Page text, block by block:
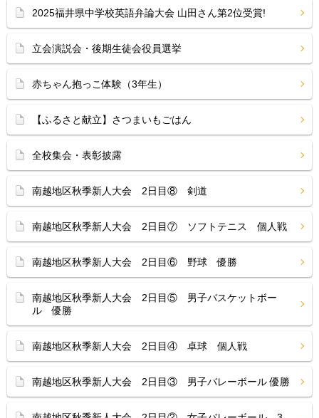
2025福井県中学校英語弁論大会 山田さん第2位受賞!
立会演説会・後期生徒会役員選挙
赤ちゃん抱っこ体験（3年生）
【ふるさと献立】さつまいもごはん
全校集会・表彰披露
南越地区秋季新人大会 2日目⑧ 剣道
南越地区秋季新人大会 2日目⑦ ソフトテニス 個人戦
南越地区秋季新人大会 2日目⑥ 野球 優勝
南越地区秋季新人大会 2日目⑤ 男子バスケットボー
ル 優勝
南越地区秋季新人大会 2日目④ 卓球 個人戦
南越地区秋季新人大会 2日目③ 男子バレーボール 優勝